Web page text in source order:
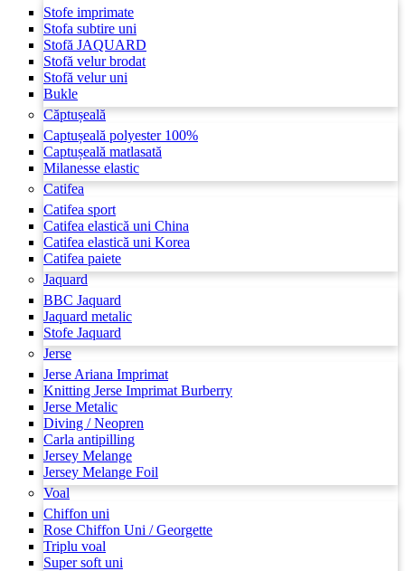
Stofe imprimate
Stofa subtire uni
Stofă JAQUARD
Stofă velur brodat
Stofă velur uni
Bukle
Căptușeală
Captușeală polyester 100%
Captușeală matlasată
Milanesse elastic
Catifea
Catifea sport
Catifea elastică uni China
Catifea elastică uni Korea
Catifea paiete
Jaquard
BBC Jaquard
Jaquard metalic
Stofe Jaquard
Jerse
Jerse Ariana Imprimat
Knitting Jerse Imprimat Burberry
Jerse Metalic
Diving / Neopren
Carla antipilling
Jersey Melange
Jersey Melange Foil
Voal
Chiffon uni
Rose Chiffon Uni / Georgette
Triplu voal
Super soft uni